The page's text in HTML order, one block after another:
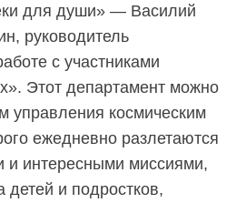
для души» — Василий
руководитель
с участниками
Этот департамент можно
управления космическим
ежедневно разлетаются
интересными миссиями,
и подростков,